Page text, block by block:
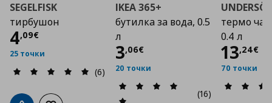
SEGELFISK
тирбушон
4,09€
Цена
25 точки
(6)
IKEA 365+
бутилка за вода, 0.5
л
3,06€
Цена
20 точки
(16)
термо
0.4 л
13,24€
Цена
70 точки